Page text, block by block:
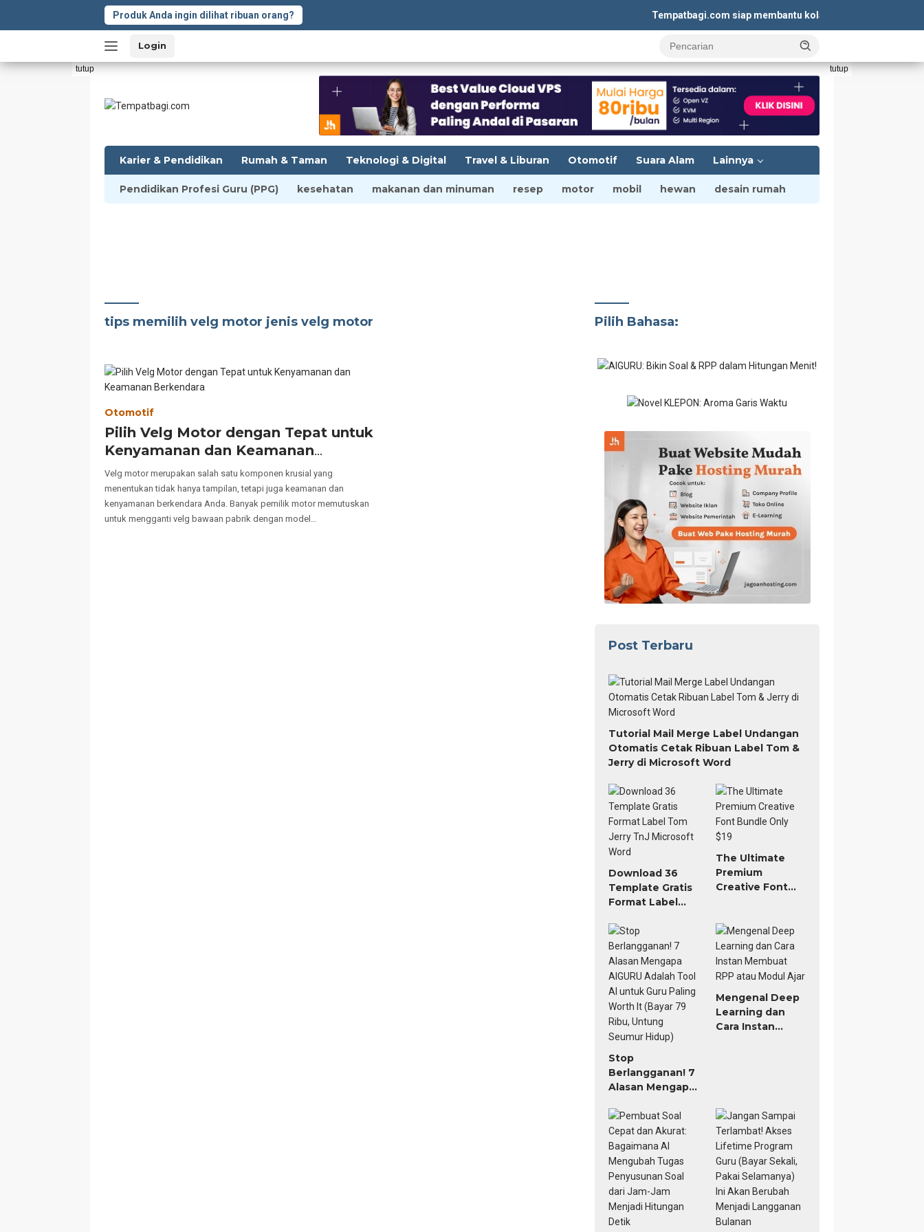
Produk Anda ingin dilihat ribuan orang? Tempatbagi.com siap membantu kolaborasi iklan yang
Login
tutup tutup
Karier & Pendidikan Rumah & Taman Teknologi & Digital Travel & Liburan Otomotif Suara Alam Lainnya
Pendidikan Profesi Guru (PPG) kesehatan makanan dan minuman resep motor mobil hewan desain rumah
tips memilih velg motor jenis velg motor
Otomotif
Pilih Velg Motor dengan Tepat untuk
Kenyamanan dan Keamanan
Berkendara
Velg motor merupakan salah satu komponen krusial yang
menentukan tidak hanya tampilan, tetapi juga keamanan dan
kenyamanan berkendara Anda. Banyak pemilik motor memutuskan
untuk mengganti velg bawaan pabrik dengan model…
Pilih Bahasa:
Post Terbaru
Tutorial Mail Merge Label Undangan
Otomatis Cetak Ribuan Label Tom &
Jerry di Microsoft Word
Download 36
Template Gratis
Format Label
Microsoft Word
The Ultimate
Premium
Creative Font
Stop
Berlangganan! 7
Alasan Mengapa
Tool AI untuk
Guru Paling
Worth It (Bayar
79 Ribu, Untung
Seumur Hidup)
Mengenal Deep
Learning dan
Cara Instan